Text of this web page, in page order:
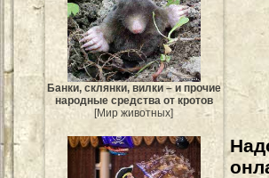
Банки, склянки, вилки – и прочие
народные средства от кротов
[Мир животных]